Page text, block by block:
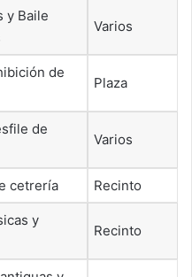
y Baile
Varios
de
Plaza
de
Varios
cetrería Recinto
y
Recinto